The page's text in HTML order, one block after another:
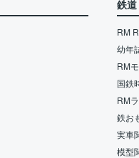
鉄道
RM
幼年
RM
国鉄
RM
鉄お
実車
模型